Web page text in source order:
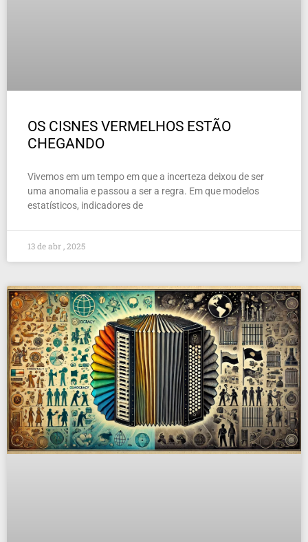
OS CISNES VERMELHOS ESTÃO
CHEGANDO
Vivemos em um tempo em que a incerteza deixou de ser
uma anomalia e passou a ser a regra. Em que modelos
estatísticos, indicadores de
13 de abr , 2025